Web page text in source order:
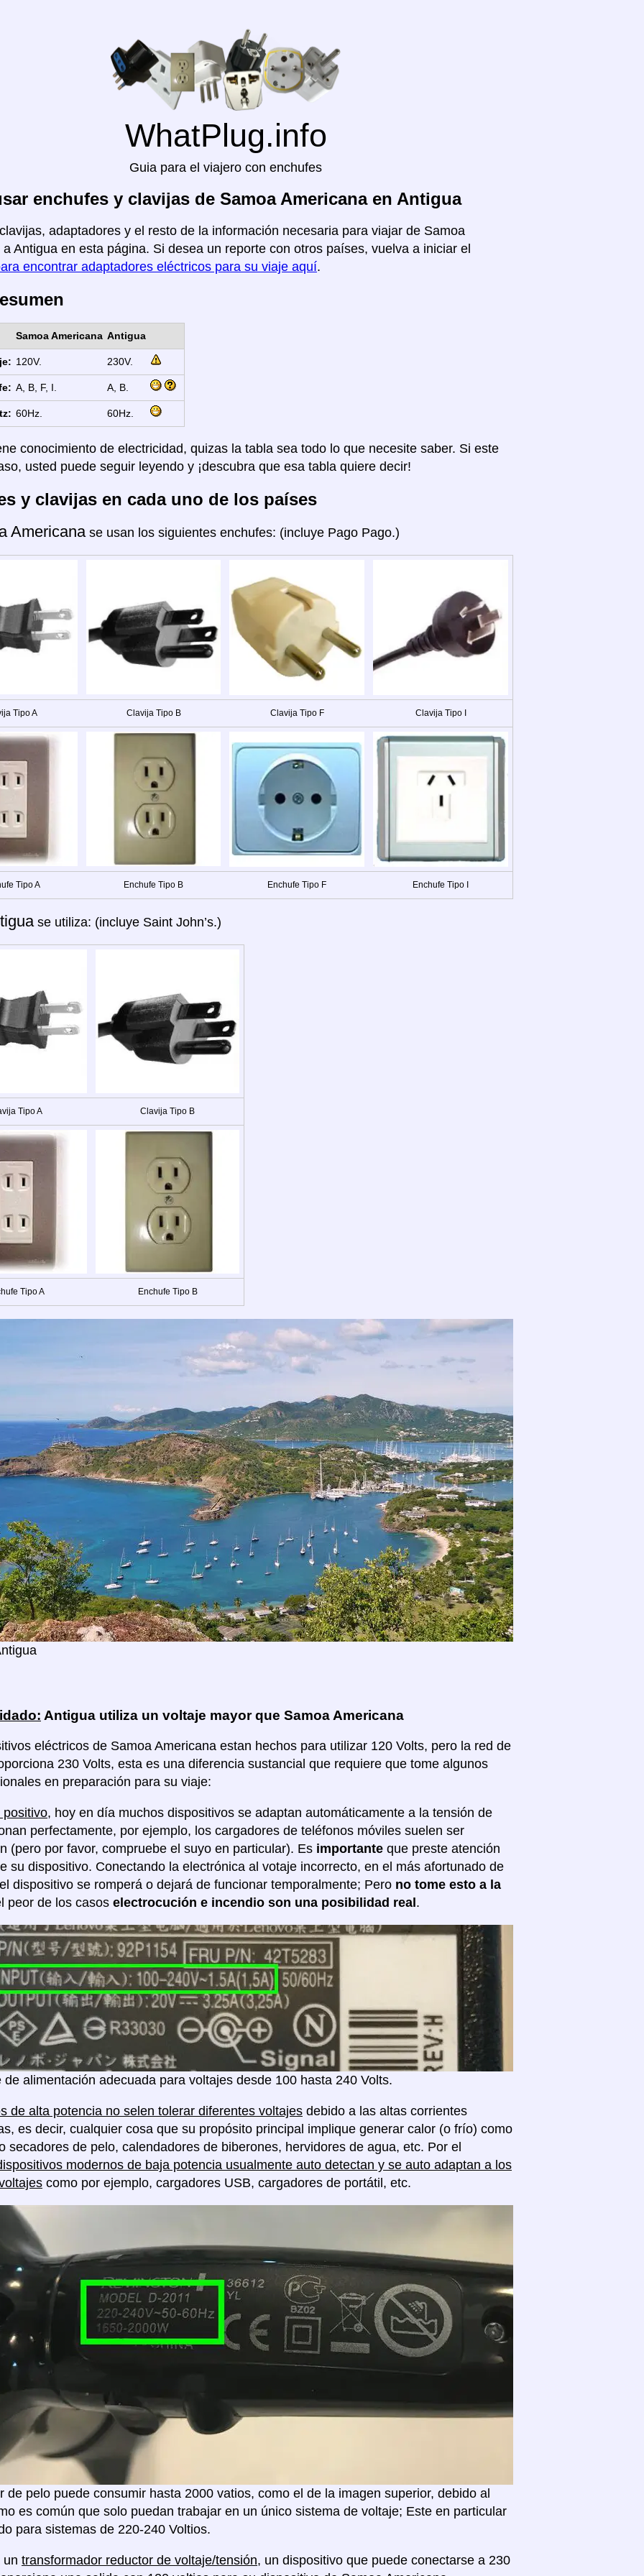
WhatPlug.info
Guia para el viajero con enchufes
enchufes y clavijas de Samoa Americana en Antigua
adaptadores y el resto de la información necesaria para viajar de Samoa
Antigua en esta página. Si desea un reporte con otros países, vuelva a iniciar el
encontrar adaptadores eléctricos para su viaje aquí.
Samoa Americana Antigua
120V. 230V.
A, B, F, I. A, B.
60Hz. 60Hz.
conocimiento de electricidad, quizas la tabla sea todo lo que necesite saber. Si este
usted puede seguir leyendo y ¡descubra que esa tabla quiere decir!
y clavijas en cada uno de los países
Americana se usan los siguientes enchufes: (incluye Pago Pago.)
Tipo A Clavija Tipo B Clavija Tipo F Clavija Tipo I
Tipo A Enchufe Tipo B Enchufe Tipo F Enchufe Tipo I
se utiliza: (incluye Saint John’s.)
Tipo A Clavija Tipo B
Tipo A Enchufe Tipo B
Antigua utiliza un voltaje mayor que Samoa Americana
eléctricos de Samoa Americana estan hechos para utilizar 120 Volts, pero la red de
230 Volts, esta es una diferencia sustancial que requiere que tome algunos
en preparación para su viaje:
positivo, hoy en día muchos dispositivos se adaptan automáticamente a la tensión de
perfectamente, por ejemplo, los cargadores de teléfonos móviles suelen ser
(pero por favor, compruebe el suyo en particular). Es importante que preste atención
su dispositivo. Conectando la electrónica al votaje incorrecto, en el más afortunado de
dispositivo se romperá o dejará de funcionar temporalmente; Pero no tome esto a la
peor de los casos electrocución e incendio son una posibilidad real .
de alimentación adecuada para voltajes desde 100 hasta 240 Volts.
de alta potencia no selen tolerar diferentes voltajes debido a las altas corrientes
es decir, cualquier cosa que su propósito principal implique generar calor (o frío) como
secadores de pelo, calendadores de biberones, hervidores de agua, etc. Por el
modernos de baja potencia usualmente auto detectan y se auto adaptan a los
como por ejemplo, cargadores USB, cargadores de portátil, etc.
de pelo puede consumir hasta 2000 vatios, como el de la imagen superior, debido al
es común que solo puedan trabajar en un único sistema de voltaje; Este en particular
para sistemas de 220-240 Voltios.
un transformador reductor de voltaje/tensión, un dispositivo que puede conectarse a 230